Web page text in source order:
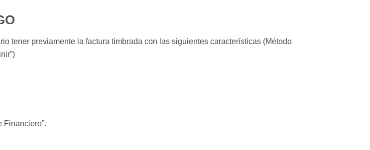
tener previamente la factura timbrada con las siguientes características (Método
Financiero”.